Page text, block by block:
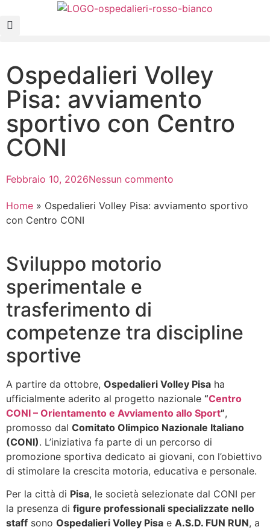
Ospedalieri Volley
Pisa: avviamento
sportivo con Centro
CONI
Febbraio 10, 2026Nessun commento
Home » Ospedalieri Volley Pisa: avviamento sportivo
con Centro CONI
Sviluppo motorio
sperimentale e
trasferimento di
competenze tra discipline
sportive
A partire da ottobre, Ospedalieri Volley Pisa ha
ufficialmente aderito al progetto nazionale “Centro
CONI – Orientamento e Avviamento allo Sport”,
promosso dal Comitato Olimpico Nazionale Italiano
(CONI). L’iniziativa fa parte di un percorso di
promozione sportiva dedicato ai giovani, con l’obiettivo
di stimolare la crescita motoria, educativa e personale.
Per la città di Pisa, le società selezionate dal CONI per
la presenza di figure professionali specializzate nello
staff sono Ospedalieri Volley Pisa e A.S.D. FUN RUN, a